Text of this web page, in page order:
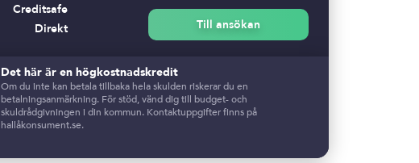
Creditsafe
Direkt Till ansökan
Det här är en högkostnadskredit
Om du inte kan betala tillbaka hela skulden riskerar du en
betalningsanmärkning. För stöd, vänd dig till budget- och
skuldrådgivningen i din kommun. Kontaktuppgifter finns på
hallåkonsument.se.